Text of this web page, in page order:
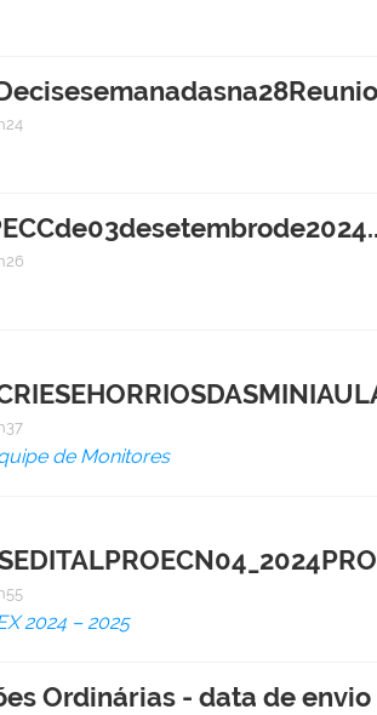
de Monitores
2024 – 2025
Ordinárias - data de